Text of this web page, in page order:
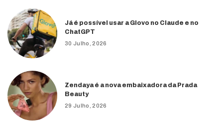
Já é possível usar a Glovo no Claude e no
ChatGPT
30 Julho, 2026
Zendaya é a nova embaixadora da Prada
Beauty
29 Julho, 2026